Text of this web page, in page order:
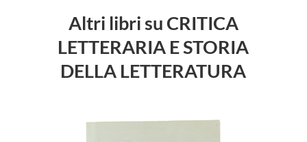
Altri libri su CRITICA
LETTERARIA E STORIA
DELLA LETTERATURA